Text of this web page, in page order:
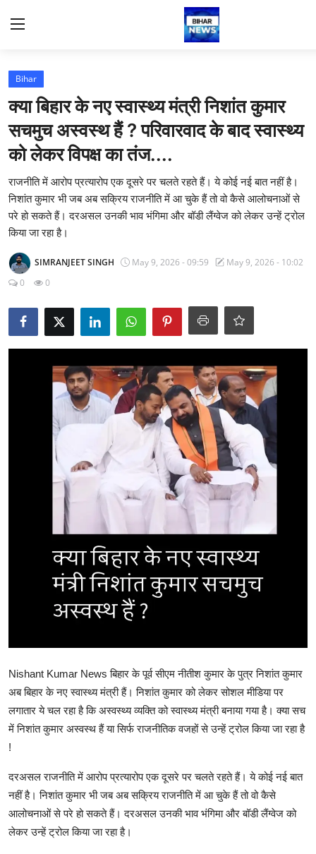
Bihar
Sports
Jharkhand
Technology
Career
Entertainment
Intresting facts
Hindi
Bihar
क्या बिहार के नए स्वास्थ्य मंत्री निशांत कुमार
सचमुच अस्वस्थ हैं ? परिवारवाद के बाद स्वास्थ्य
को लेकर विपक्ष का तंज....
राजनीति में आरोप प्रत्यारोप एक दूसरे पर चलते रहते हैं। ये कोई नई बात नहीं है।
निशांत कुमार भी जब अब सक्रिय राजनीति में आ चुके हैं तो वो कैसे आलोचनाओं से
परे हो सकते हैं। दरअसल उनकी भाव भंगिमा और बॉडी लैंग्वेज को लेकर उन्हें ट्रोल
किया जा रहा है।
SIMRANJEET SINGH May 9, 2026 - 09:59
May 9, 2026 - 10:02
0
0
Nishant Kumar News बिहार के पूर्व सीएम नीतीश कुमार के पुत्र निशांत कुमार
अब बिहार के नए स्वास्थ्य मंत्री हैं। निशांत कुमार को लेकर सोशल मीडिया पर
लगातार ये चल रहा है कि अस्वस्थ्य व्यक्ति को स्वास्थ्य मंत्री बनाया गया है। क्या सच
में निशांत कुमार अस्वस्थ हैं या सिर्फ राजनीतिक वजहों से उन्हें ट्रोल किया जा रहा है
!
दरअसल राजनीति में आरोप प्रत्यारोप एक दूसरे पर चलते रहते हैं। ये कोई नई बात
नहीं है। निशांत कुमार भी जब अब सक्रिय राजनीति में आ चुके हैं तो वो कैसे
आलोचनाओं से परे हो सकते हैं। दरअसल उनकी भाव भंगिमा और बॉडी लैंग्वेज को
लेकर उन्हें ट्रोल किया जा रहा है।